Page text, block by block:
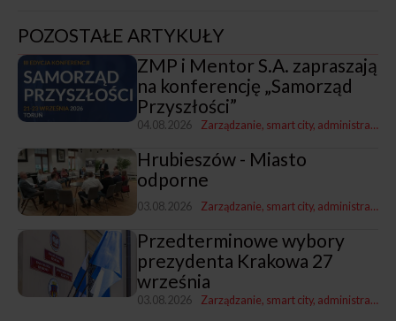
POZOSTAŁE ARTYKUŁY
ZMP i Mentor S.A. zapraszają
na konferencję „Samorząd
Przyszłości”
04.08.2026 Zarządzanie, smart city, administracja
Hrubieszów - Miasto
odporne
03.08.2026 Zarządzanie, smart city, administracja
Przedterminowe wybory
prezydenta Krakowa 27
września
03.08.2026 Zarządzanie, smart city, administracja